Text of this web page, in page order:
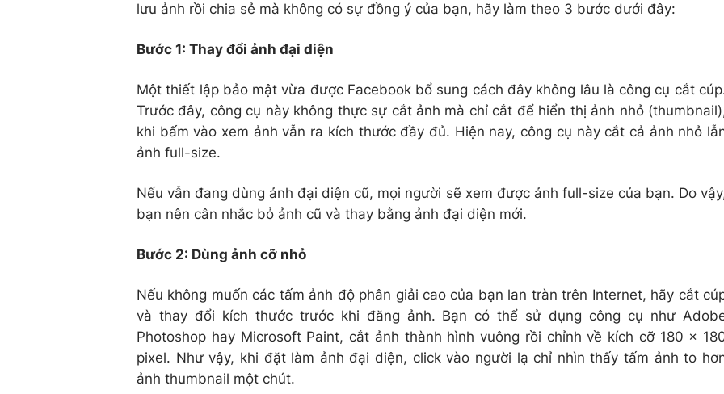
lưu ảnh rồi chia sẻ mà không có sự đồng ý của bạn, hãy làm theo 3 bước dưới đây:
Bước 1: Thay đổi ảnh đại diện
Một thiết lập bảo mật vừa được Facebook bổ sung cách đây không lâu là công cụ cắt
Trước đây, công cụ này không thực sự cắt ảnh mà chỉ cắt để hiển thị ảnh nhỏ
khi bấm vào xem ảnh vẫn ra kích thước đầy đủ. Hiện nay, công cụ này cắt cả ảnh nhỏ
ảnh full-size.
Nếu vẫn đang dùng ảnh đại diện cũ, mọi người sẽ xem được ảnh full-size của bạn. Do
bạn nên cân nhắc bỏ ảnh cũ và thay bằng ảnh đại diện mới.
Bước 2: Dùng ảnh cỡ nhỏ
Nếu không muốn các tấm ảnh độ phân giải cao của bạn lan tràn trên Internet, hãy cắt
và thay đổi kích thước trước khi đăng ảnh. Bạn có thể sử dụng công cụ như
Photoshop hay Microsoft Paint, cắt ảnh thành hình vuông rồi chỉnh về kích cỡ 180 x
pixel. Như vậy, khi đặt làm ảnh đại diện, click vào người lạ chỉ nhìn thấy tấm ảnh to
ảnh thumbnail một chút.